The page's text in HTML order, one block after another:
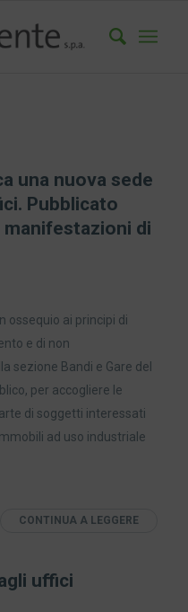
una nuova sede
Pubblicato
di
ossequio ai principi di
e di non
sezione Bandi e Gare del
per accogliere le
di soggetti interessati
ad uso industriale
CONTINUA A LEGGERE
uffici